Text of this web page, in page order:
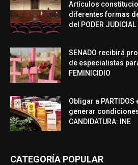
Artículos
diferentes formas
del PODER JUDICIAL
SENADO recibirá
de especialistas
FEMINICIDIO
Obligar a
generar
CANDIDATURA: INE
CATEGORÍA POPULAR